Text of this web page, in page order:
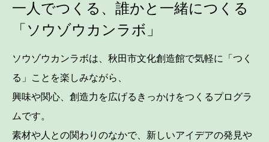
一人でつくる、誰かと一緒につくる
「ソウゾウカンラボ」
ソウゾウカンラボは、秋田市文化創造館で気軽に「つく
る」ことを楽しみながら、
興味や関心、創造力を広げるきっかけをつくるプログラ
ムです。
素材や人との関わりのなかで、新しいアイデアの発見や